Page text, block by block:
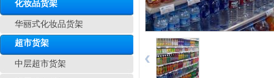
化妆品货架
华丽式化妆品货架
超市货架
中层超市货架